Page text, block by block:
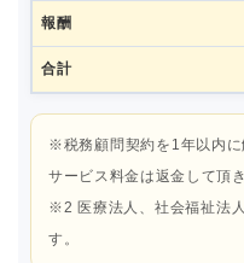
報酬
合計
※税務顧問契約を1年以内
サービス料金は返金して頂き
※2 医療法人、社会福祉法
す。